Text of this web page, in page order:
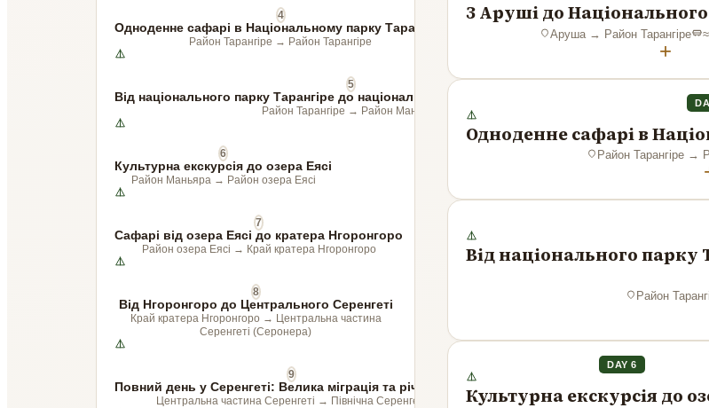
4
Одноденне сафарі в Національному парку Тарангіре
Район Тарангіре → Район Тарангіре
5
Від національного парку Тарангіре до національного парку озера Маньяра
Район Тарангіре → Район Маньяра
6
Культурна екскурсія до озера Еясі
Район Маньяра → Район озера Еясі
7
Сафарі від озера Еясі до кратера Нгоронгоро
Район озера Еясі → Край кратера Нгоронгоро
8
Від Нгоронгоро до Центрального Серенгеті
Край кратера Нгоронгоро →
Центральна частина
Серенгеті (Серонера)
9
Повний день у Серенгеті: Велика міграція та річка Мара
Центральна частина Серенгеті → Північна Серенгеті
З Аруші до
Аруша→ Район Тарангіре ≈
+
Одноденне сафарі в
Район Тарангіре →
Від національного парку
Район
DAY 6
Культурна екскурсія до